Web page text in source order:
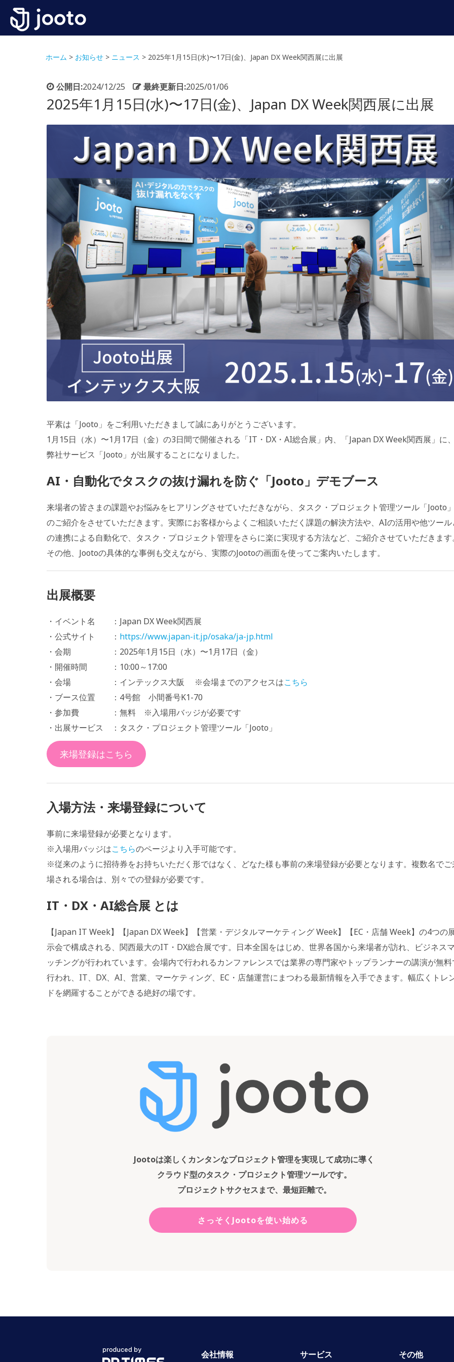
ホーム > お知らせ > ニュース > 2025年1月15日(水)〜17日(金)、Japan DX Week関西展に出展
公開日:2024/12/25 最終更新日:2025/01/06
2025年1月15日(水)〜17日(金)、Japan DX Week関西展に出展
平素は「Jooto」をご利用いただきまして誠にありがとうございます。
1月15日（水）〜1月17日（金）の3日間で開催される「IT・DX・AI総合展」内、「Japan DX Week関西展」に
弊社サービス「Jooto」が出展することになりました。
AI・自動化でタスクの抜け漏れを防ぐ「Jooto」デモブース
来場者の皆さまの課題やお悩みをヒアリングさせていただきながら、タスク・プロジェクト管理ツール「Jooto
のご紹介をさせていただきます。実際にお客様からよくご相談いただく課題の解決方法や、AIの活用や他ツール
の連携による自動化で、タスク・プロジェクト管理をさらに楽に実現する方法など、ご紹介させていただきます
その他、Jootoの具体的な事例も交えながら、実際のJootoの画面を使ってご案内いたします。
出展概要
・イベント名 ：Japan DX Week関西展
・公式サイト ： https://www.japan-it.jp/osaka/ja-jp.html
・会期 ：2025年1月15日（水）〜1月17日（金）
・開催時間 ：10:00～17:00
・会場 ：インテックス大阪 ※会場までのアクセスはこちら
・ブース位置 ：4号館 小間番号K1-70
・参加費 ：無料 ※入場用バッジが必要です
・出展サービス ：タスク・プロジェクト管理ツール「Jooto」
来場登録はこちら
入場方法・来場登録について
事前に来場登録が必要となります。
※入場用バッジはこちらのページより入手可能です。
※従来のように招待券をお持ちいただく形ではなく、どなた様も事前の来場登録が必要となります。複数名でご
場される場合は、別々での登録が必要です。
IT・DX・AI総合展 とは
【Japan IT Week】【Japan DX Week】【営業・デジタルマーケティング Week】【EC・店舗 Week】の4つの
示会で構成される、関西最大のIT・DX総合展です。日本全国をはじめ、世界各国から来場者が訪れ、ビジネス
ッチングが行われています。会場内で行われるカンファレンスでは業界の専門家やトップランナーの講演が無料
行われ、IT、DX、AI、営業、マーケティング、EC・店舗運営にまつわる最新情報を入手できます。幅広くトレ
ドを網羅することができる絶好の場です。
Jootoは楽しくカンタンなプロジェクト管理を実現して成功に導く
クラウド型のタスク・プロジェクト管理ツールです。
プロジェクトサクセスまで、最短距離で。
さっそくJootoを使い始める
会社情報 サービス その他